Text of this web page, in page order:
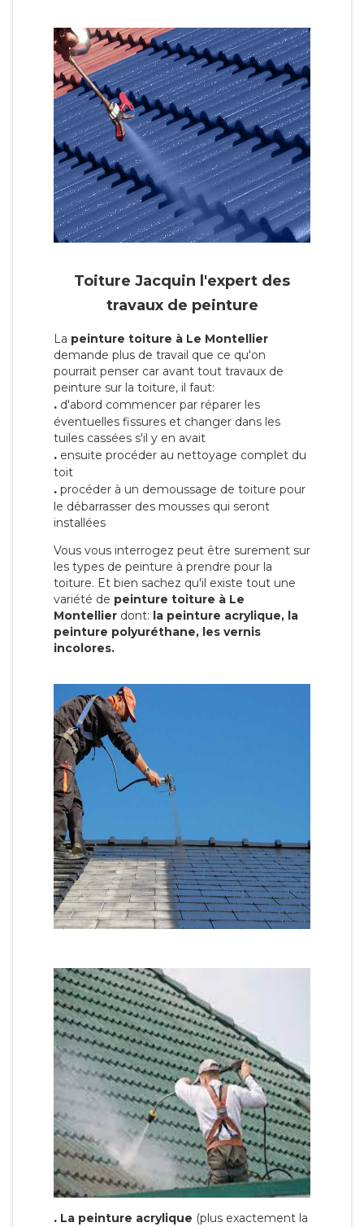
Toiture Jacquin l'expert des
travaux de peinture
La peinture toiture à Le Montellier
demande plus de travail que ce qu'on
pourrait penser car avant tout travaux de
peinture sur la toiture, il faut:
. d'abord commencer par réparer les
éventuelles fissures et changer dans les
tuiles cassées s'il y en avait
. ensuite procéder au nettoyage complet du
toit
. procéder à un demoussage de toiture pour
le débarrasser des mousses qui seront
installées
Vous vous interrogez peut être surement sur
les types de peinture à prendre pour la
toiture. Et bien sachez qu'il existe tout une
variété de peinture toiture à Le
Montellier dont: la peinture acrylique, la
peinture polyuréthane, les vernis
incolores.
. La peinture acrylique (plus exactement la